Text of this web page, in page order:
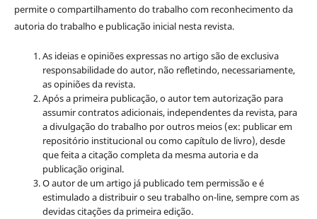
permite o compartilhamento do trabalho com reconhecimento da
autoria do trabalho e publicação inicial nesta revista.
As ideias e opiniões expressas no artigo são de exclusiva
responsabilidade do autor, não refletindo, necessariamente,
as opiniões da revista.
Após a primeira publicação, o autor tem autorização para
assumir contratos adicionais, independentes da revista, para
a divulgação do trabalho por outros meios (ex: publicar em
repositório institucional ou como capítulo de livro), desde
que feita a citação completa da mesma autoria e da
publicação original.
O autor de um artigo já publicado tem permissão e é
estimulado a distribuir o seu trabalho on-line, sempre com as
devidas citações da primeira edição.